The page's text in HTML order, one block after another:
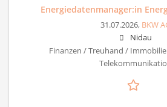
Energiedatenmanager:in
31.07.2026, BKW
Nidau
Finanzen / Treuhand /